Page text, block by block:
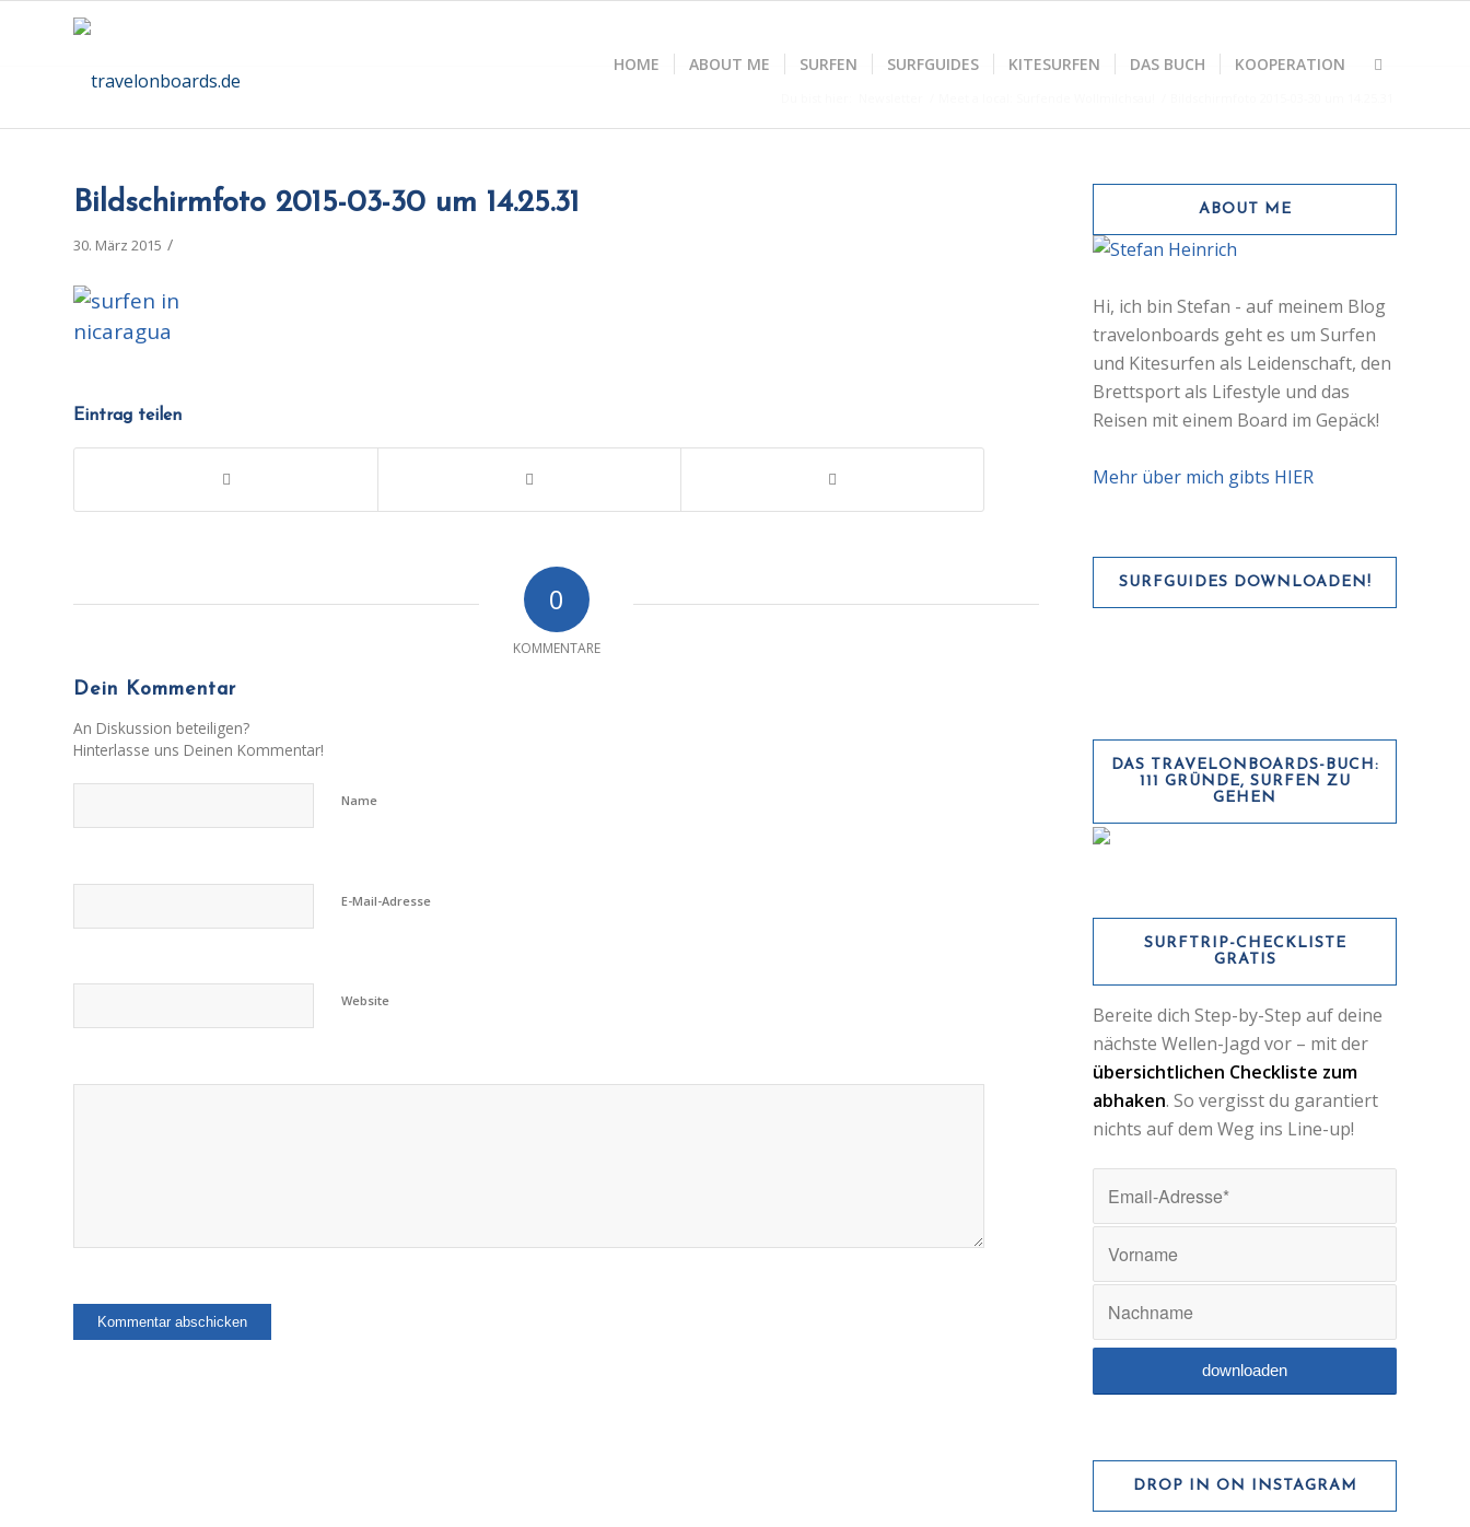
HOME ABOUT ME SURFEN SURFGUIDES KITESURFEN DAS BUCH KOOPERATION
Bildschirmfoto 2015-03-30 um 14.25.31
30. März 2015 /
Eintrag teilen
0
KOMMENTARE
Dein Kommentar
An Diskussion beteiligen?
Hinterlasse uns Deinen Kommentar!
Name
E-Mail-Adresse
Website
ABOUT ME
Hi, ich bin Stefan - auf meinem Blog
travelonboards geht es um Surfen
und Kitesurfen als Leidenschaft, den
Brettsport als Lifestyle und das
Reisen mit einem Board im Gepäck!
Mehr über mich gibts HIER
SURFGUIDES DOWNLOADEN!
DAS TRAVELONBOARDS-BUCH:
111 GRÜNDE, SURFEN ZU
GEHEN
SURFTRIP-CHECKLISTE
GRATIS
Bereite dich Step-by-Step auf deine
nächste Wellen-Jagd vor – mit der
übersichtlichen Checkliste zum
abhaken. So vergisst du garantiert
nichts auf dem Weg ins Line-up!
DROP IN ON INSTAGRAM